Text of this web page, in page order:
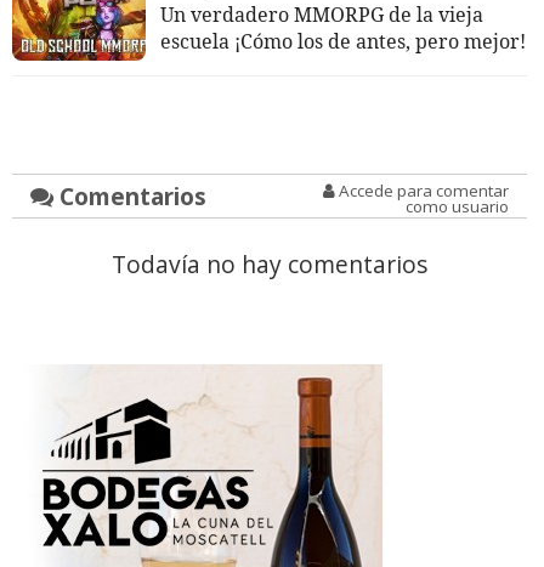
Un verdadero MMORPG de la vieja
escuela ¡Cómo los de antes, pero mejor!
Comentarios Accede para comentar
como usuario
Todavía no hay comentarios